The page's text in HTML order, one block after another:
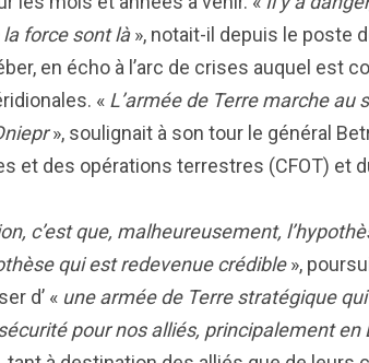
force sont là», notait-il depuis le poste
en écho à l’arc de crises auquel est
« L’armée de Terre marche au
», soulignait à son tour le général
et des opérations terrestres (CFOT) et
c’est que, malheureusement,
qui est redevenue crédible»,
d’ « une armée de Terre stratégique
pour nos alliés, principalement en